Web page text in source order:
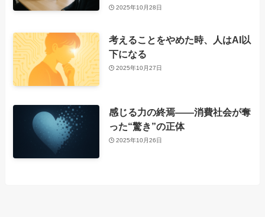
2025年10月28日
考えることをやめた時、人はAI以
下になる
2025年10月27日
感じる力の終焉――消費社会が奪
った“驚き”の正体
2025年10月26日